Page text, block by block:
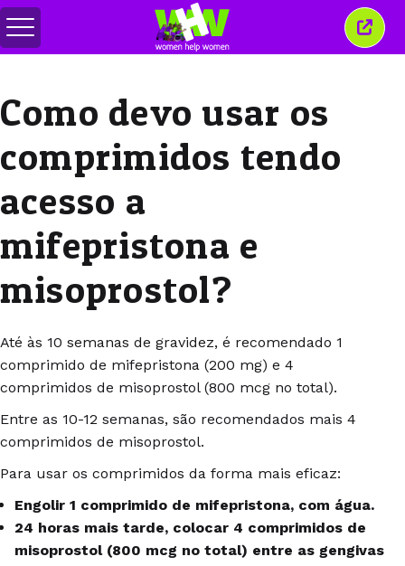
Alternar
menu
esta
Como devo usar os
comprimidos tendo
acesso a
mifepristona e
misoprostol?
Até às 10 semanas de gravidez, é recomendado 1
comprimido de mifepristona (200 mg) e 4
comprimidos de misoprostol (800 mcg no total).
Entre as 10-12 semanas, são recomendados mais 4
comprimidos de misoprostol.
Para usar os comprimidos da forma mais eficaz:
Engolir 1 comprimido de mifepristona, com água.
24 horas mais tarde, colocar 4 comprimidos de
misoprostol (800 mcg no total) entre as gengivas